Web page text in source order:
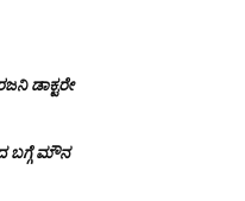
ಡಾಕ್ಟರೇ
ಬಗ್ಗೆ ಮೌನ